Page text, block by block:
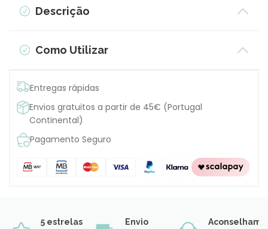
Descrição
Como Utilizar
Entregas rápidas
Envios gratuitos a partir de 45€ (Portugal
Continental)
Pagamento Seguro
5 estrelas
Envio